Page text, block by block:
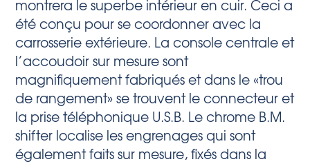
montrera le superbe intérieur en cuir. Ceci a
été conçu pour se coordonner avec la
carrosserie extérieure. La console centrale et
l’accoudoir sur mesure sont
magnifiquement fabriqués et dans le «trou
de rangement» se trouvent le connecteur et
la prise téléphonique U.S.B. Le chrome B.M.
shifter localise les engrenages qui sont
également faits sur mesure, fixés dans la